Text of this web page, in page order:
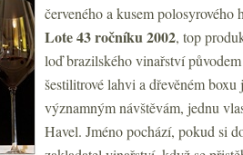
červeného a kusem
Lote 43 ročníku 2002, top
loď brazilského vinařství
šestilitrové lahvi a dřevěném
významným návštěvám, jednu
Havel. Jméno pochází, pokud si